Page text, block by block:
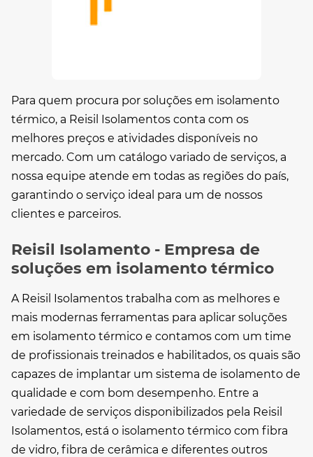
Para quem procura por soluções em isolamento
térmico, a Reisil Isolamentos conta com os
melhores preços e atividades disponíveis no
mercado. Com um catálogo variado de serviços, a
nossa equipe atende em todas as regiões do país,
garantindo o serviço ideal para um de nossos
clientes e parceiros.
Reisil Isolamento - Empresa de
soluções em isolamento térmico
A Reisil Isolamentos trabalha com as melhores e
mais modernas ferramentas para aplicar soluções
em isolamento térmico e contamos com um time
de profissionais treinados e habilitados, os quais são
capazes de implantar um sistema de isolamento de
qualidade e com bom desempenho. Entre a
variedade de serviços disponibilizados pela Reisil
Isolamentos, está o isolamento térmico com fibra
de vidro, fibra de cerâmica e diferentes outros